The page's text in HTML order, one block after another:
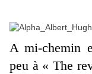
A mi-chemin
peu à « The